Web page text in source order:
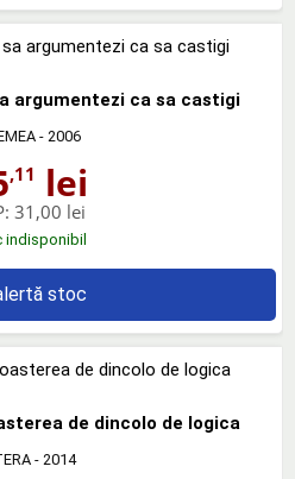
argumentezi ca sa castigi
- 2006
,11 lei
31,00 lei
indisponibil
stoc
de dincolo de logica
- 2014